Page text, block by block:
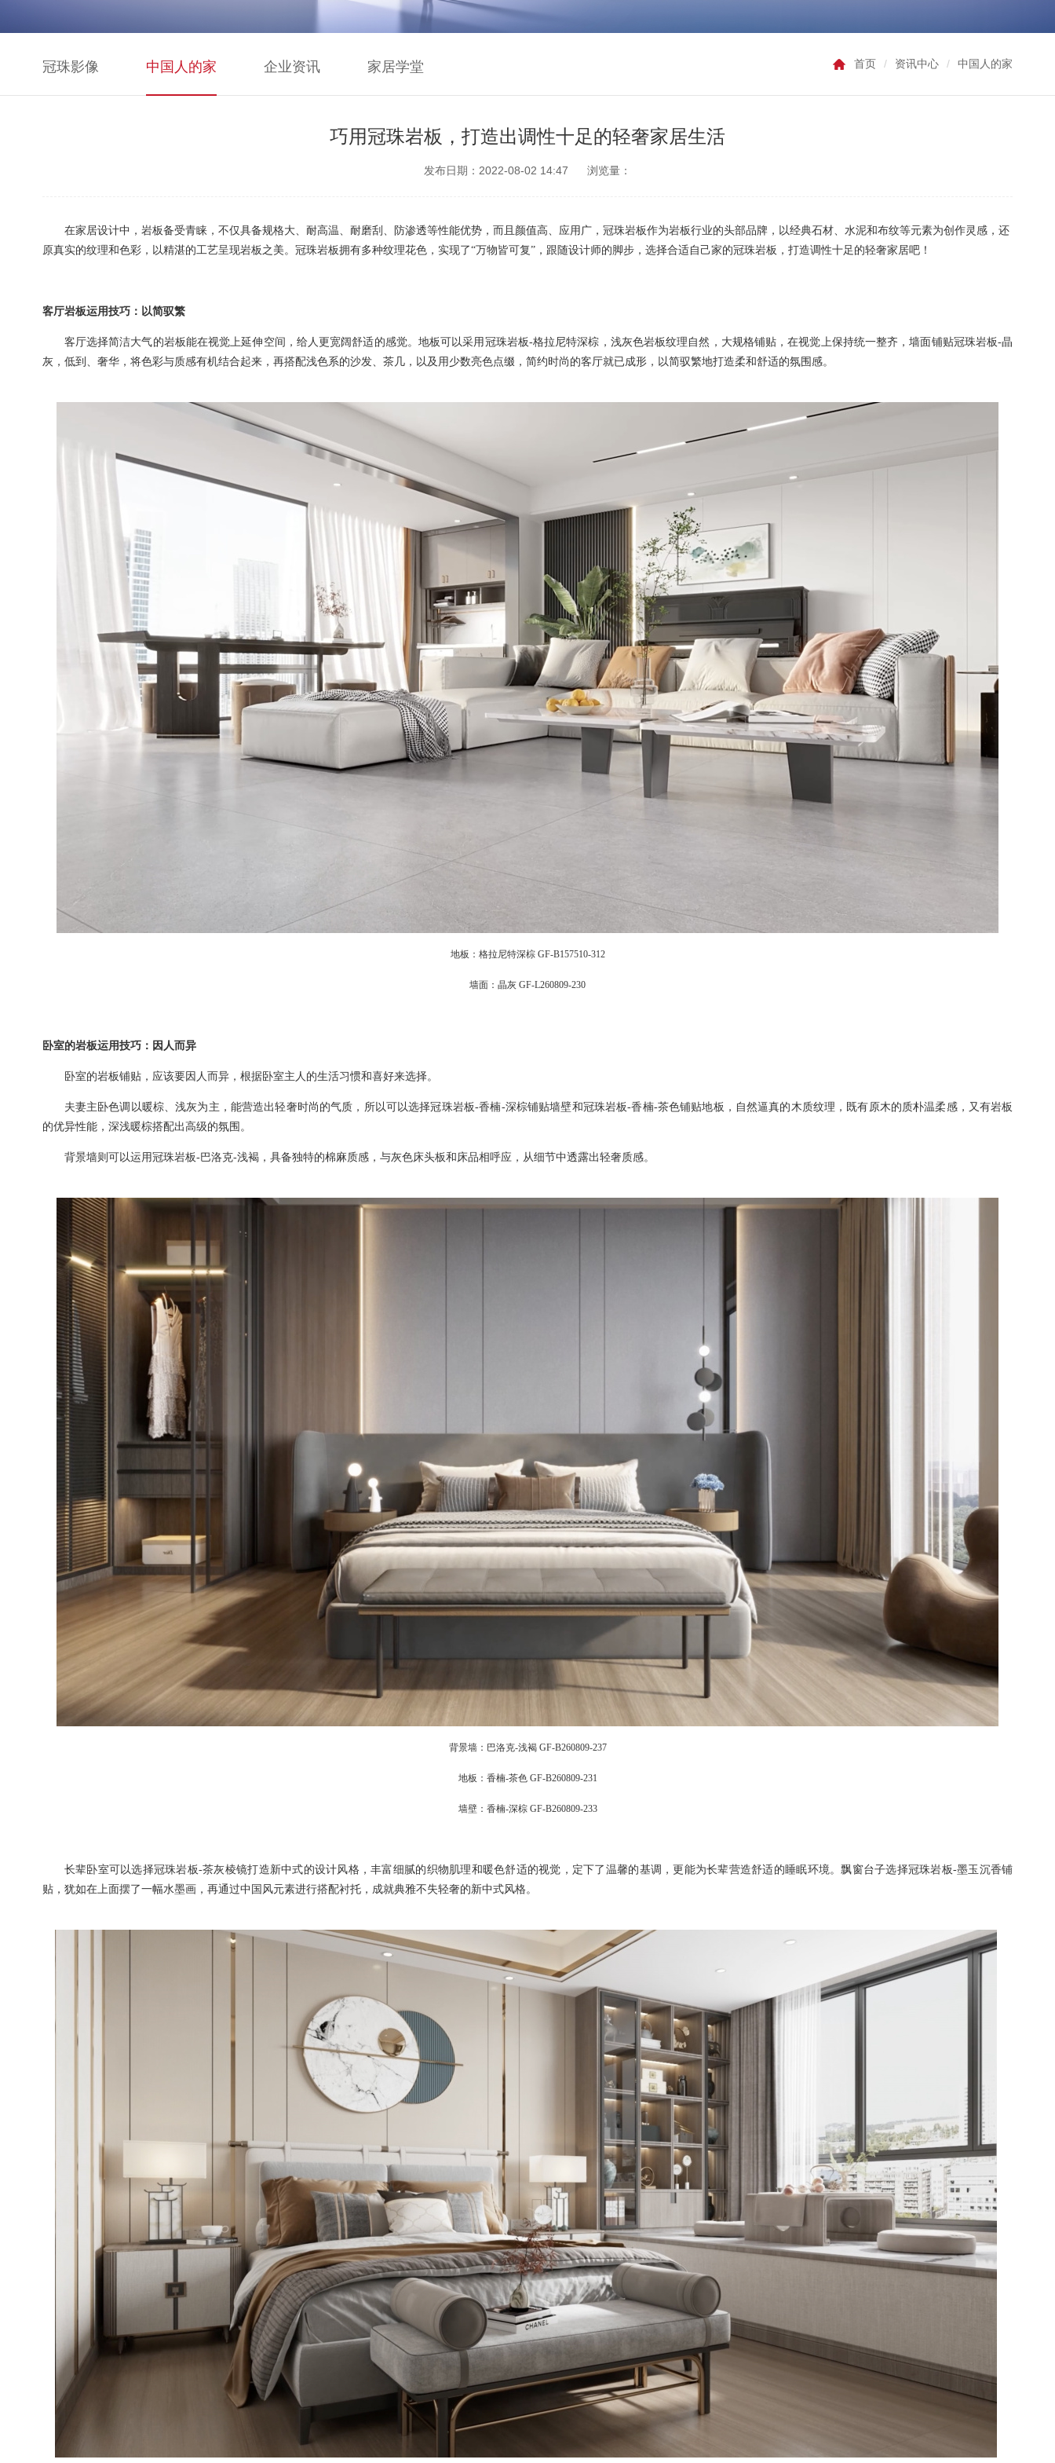
首页 / 资讯中心 / 中国人的家
冠珠影像 中国人的家 企业资讯 家居学堂
巧用冠珠岩板，打造出调性十足的轻奢家居生活
发布日期：2022-08-02 14:47 浏览量：
在家居设计中， 岩板备受青睐，不仅具备规格大、耐高温、耐磨刮、防渗透等性能优势，而且颜值高、应用广，冠珠岩板作为岩板行业的头部品牌，以经典石材、水泥和布纹等元素为创作灵感，还
原真实的纹理和色彩， 以精湛的工艺呈现岩板之美。 冠珠岩板拥有多种纹理花色， 实现了“万物皆可复”， 跟随设计师的脚步，选择合适自己家的冠珠岩板，打造调性十足的轻奢家居吧！
客厅岩板运用技巧：以简驭繁
客厅选择简洁大气的岩板能在视觉上延伸空间，给人更宽阔舒适的感觉。地板可以采用冠珠岩板-格拉尼特深棕，浅灰色岩板纹理自然，大规格铺贴，在视觉上保持统一整齐，墙面铺贴冠珠岩板-晶
灰，低到、奢华，将色彩与质感有机结合起来，再搭配浅色系的沙发、茶几，以及用少数亮色点缀，简约时尚的客厅就已成形，以简驭繁地打造柔和舒适的氛围感。
地板：格拉尼特深棕 GF-B157510-312
墙面：晶灰 GF-L260809-230
卧室的岩板运用技巧：因人而异
卧室的岩板铺贴，应该要因人而异，根据卧室主人的生活习惯和喜好来选择。
夫妻主卧色调以暖棕、浅灰为主，能营造出轻奢时尚的气质，所以可以选择冠珠岩板-香楠-深棕铺贴墙壁和冠珠岩板-香楠-茶色铺贴地板，自然逼真的木质纹理，既有原木的质朴温柔感，又有岩板
的优异性能，深浅暖棕搭配出高级的氛围。
背景墙则可以运用冠珠岩板-巴洛克-浅褐，具备独特的棉麻质感， 与灰色床头板和床品相呼应，从细节中透露出轻奢质感。
背景墙：巴洛克-浅褐 GF-B260809-237
地板：香楠-茶色 GF-B260809-231
墙壁：香楠-深棕 GF-B260809-233
长辈卧室可以选择冠珠岩板-茶灰棱镜打造新中式的设计风格，丰富细腻的织物肌理和暖色舒适的视觉，定下了温馨的基调，更能为长辈营造舒适的睡眠环境。飘窗台子选择冠珠岩板-墨玉沉香铺
贴，犹如在上面摆了一幅水墨画，再通过中国风元素进行搭配衬托，成就典雅不失轻奢的新中式风格。